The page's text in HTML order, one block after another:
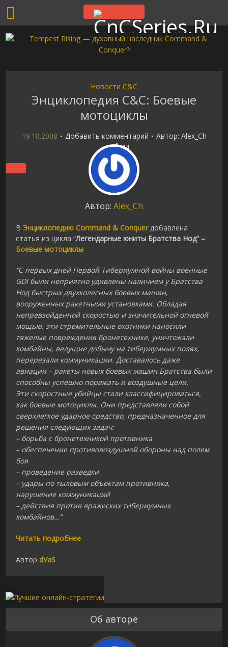
Новости C&C
Энциклопедия C&C: Боевые
мотоциклы
19.10.2008 Добавить комментарий Автор: Alex_Ch
44
Автор: Alex_Ch
ВЭнциклопедию Command & Conquer добавлена
статья из цикла “Легендарные юниты Братства Нод” –
Боевые мотоциклы
“С первых дней Первой Тибериумной войны военные
GDI были неприятно удивлены наличием у Братства
Нод быстрых двухколесных боевых машин,
вооруженных ракетными установками. Обладая
непревзойденной скоростью и значительной огневой
мощью, эти стремительные охотники наносили
тяжелые повреждения бронетехнике, уничтожали
комбайны, ведущие добычу на тибериумных полях,
перерезали коммуникации. Доставалось даже
авиации – ракеты новых боевых машин Братства были
способны успешно поражать и воздушные цели.
Эти скоростные убийцы стали классифицироваться,
как боевые мотоциклы. Они представляли собой
сверхлегкое ударное средство, предназначенное для
решения следующих задач:
– борьба с бронетехникой противника
– обеспечение противовоздушной обороны над полем
боя
– проведение разведки
– удары по тыловым объектам противника,
нарушение коммуникаций
– действия против вражеских тибериумных
комбайнов…”
Читать подробнее
Автор dVaS
Об авторе